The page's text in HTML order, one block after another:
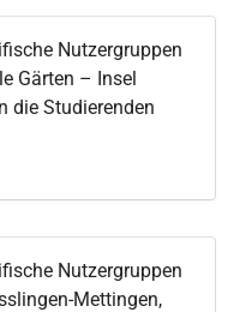
Nutzergruppen
Gärten – Insel
die Studierenden
Nutzergruppen
Mettingen,